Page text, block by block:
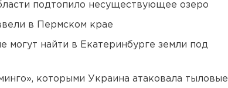
подтопило несуществующее озеро
в Пермском крае
могут найти в Екатеринбурге земли под
которыми Украина атаковала тыловые